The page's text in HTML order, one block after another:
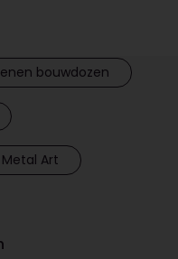
bouwdozen
Art